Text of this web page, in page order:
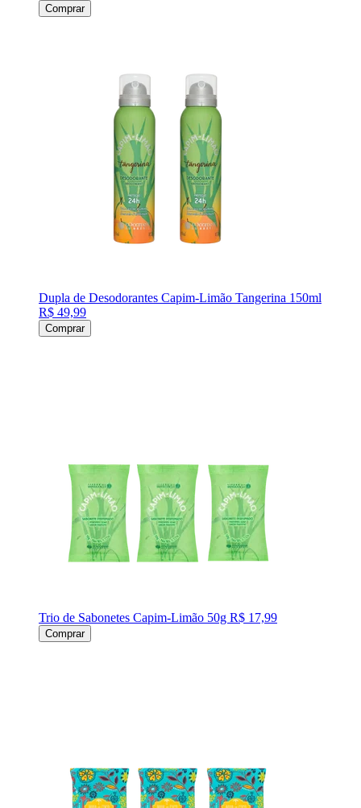
Comprar
Dupla de Desodorantes Capim-Limão Tangerina 150ml
R$ 49,99
Comprar
Trio de Sabonetes Capim-Limão 50g R$ 17,99
Comprar